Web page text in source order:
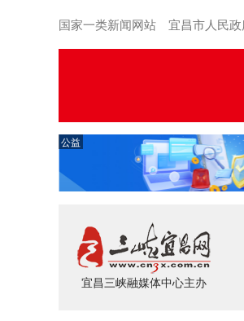
国家一类新闻网站 宜昌市人民政
公益
宜昌三峡融媒体中心主办